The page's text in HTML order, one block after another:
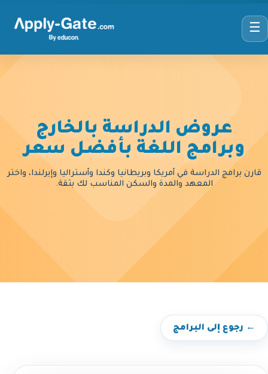
☰
عروض الدراسة بالخارج
وبرامج اللغة بأفضل سعر
قارن برامج الدراسة في أمريكا وبريطانيا وكندا وأستراليا وإيرلندا، واختر
المعهد والمدة والسكن المناسب لك بثقة.
← رجوع إلى البرامج